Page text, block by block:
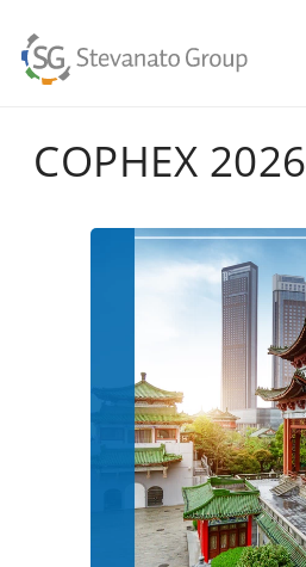
COPHEX 2026